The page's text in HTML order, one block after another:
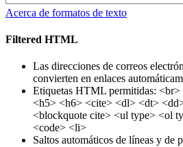
Acerca de formatos de texto
Filtered HTML
Las direcciones de correos
convierten en enlaces
Etiquetas HTML permitidas:
<h5> <h6> <cite> <dl> <dt>
<blockquote cite> <ul type> <ol
<code> <li>
Saltos automáticos de líneas y de